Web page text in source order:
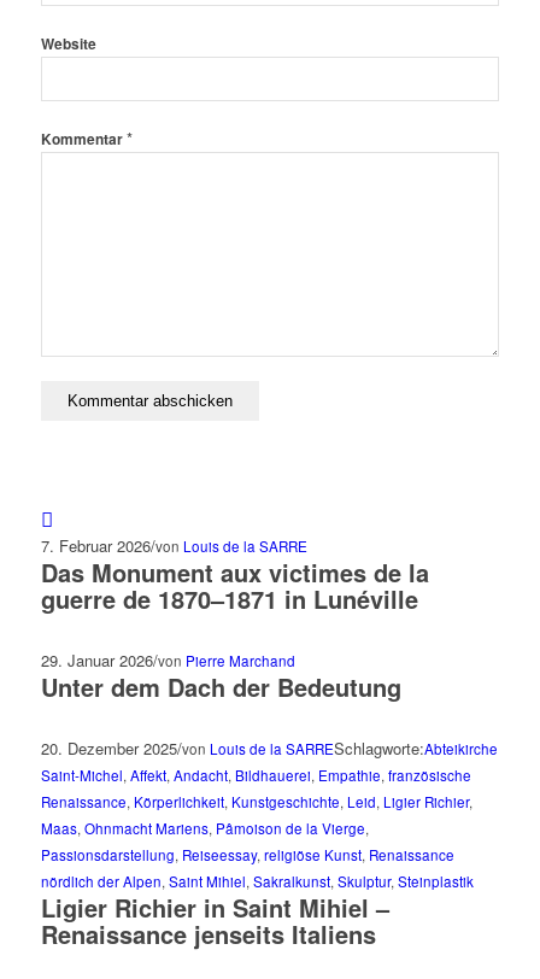
Website
Kommentar*
7. Februar 2026/von Louis de la SARRE
Das Monument aux victimes de la
guerre de 1870–1871 in Lunéville
29. Januar 2026/von Pierre Marchand
Unter dem Dach der Bedeutung
20. Dezember 2025/von Louis de la SARRESchlagworte:Abteikirche
Saint-Michel,Affekt,Andacht, Bildhauerei, Empathie,französische
Renaissance, Körperlichkeit, Kunstgeschichte, Leid, Ligier Richier,
Maas,Ohnmacht Mariens, Pâmoison de la Vierge,
Passionsdarstellung, Reiseessay,religiöse Kunst, Renaissance
nördlich der Alpen,Saint Mihiel,Sakralkunst,Skulptur,Steinplastik
Ligier Richier in Saint Mihiel –
Renaissance jenseits Italiens